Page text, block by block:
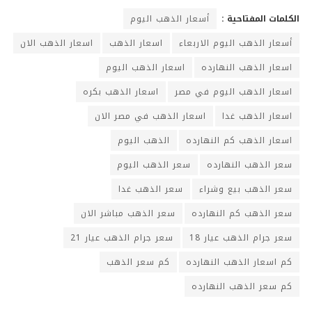
الكلمات المفتاحية :
أسعار الذهب اليوم
أسعار الذهب اليوم الاربعاء
اسعار الذهب
اسعار الذهب الان
اسعار الذهب النهارده
اسعار الذهب اليوم
اسعار الذهب اليوم في مصر
اسعار الذهب بكره
اسعار الذهب غدا
اسعار الذهب في مصر الان
اسعار الذهب كم النهارده
الذهب اليوم
سعر الذهب النهارده
سعر الذهب اليوم
سعر الذهب بيع وشراء
سعر الذهب غدا
سعر الذهب كم النهارده
سعر الذهب مباشر الان
سعر جرام الذهب عيار 18
سعر جرام الذهب عيار 21
كم اسعار الذهب النهارده
كم سعر الذهب
كم سعر الذهب النهارده